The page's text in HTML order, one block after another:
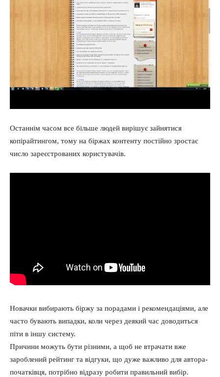
Інвестиції
Останнім часом все більше людей вирішує зайнятися
копірайтингом, тому на біржах контенту постійно зростає
число зареєстрованих користувачів.
Новачки вибирають біржу за порадами і рекомендаціями, але
часто бувають випадки, коли через деякий час доводиться
піти в іншу систему.
Причини можуть бути різними, а щоб не втрачати вже
зароблений рейтинг та відгуки, що дуже важливо для автора-
початківця, потрібно відразу робити правильний вибір.